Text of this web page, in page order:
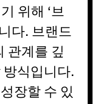
위해 ‘브
다. 브랜드
관계를 깊
방식입니다.
장할 수 있